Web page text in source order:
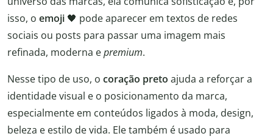
isso, o emoji 🖤 pode aparecer em textos de redes
sociais ou posts para passar uma imagem mais
refinada, moderna epremium.
Nesse tipo de uso, o coração preto ajuda a reforçar a
identidade visual e o posicionamento da marca,
especialmente em conteúdos ligados à moda, design,
beleza e estilo de vida. Ele também é usado para